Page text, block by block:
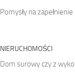
Pomysły na
NIERUCHOMOŚCI
Dom surowy czy z